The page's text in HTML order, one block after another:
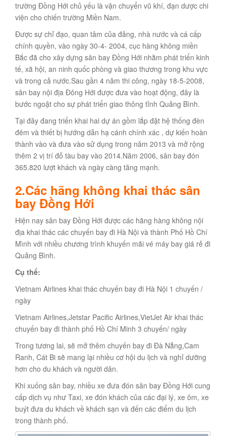
trường Đồng Hới chủ yếu là vận chuyển vũ khí, đạn dược chi
viện cho chiến trường Miền Nam.
Được sự chỉ đạo, quan tâm của đảng, nhà nước và cá cấp
chính quyền, vào ngày 30-4- 2004, cục hàng không miền
Bắc đã cho xây dựng sân bay Đồng Hới nhằm phát triển kinh
tế, xã hội, an ninh quốc phòng và giao thương trong khu vực
và trong cả nước.Sau gần 4 năm thi công, ngày 18-5-2008,
sân bay nội địa Đông Hới được đưa vào hoạt động, đây là
bước ngoặt cho sự phát triển giao thông tỉnh Quảng Bình.
Tại đây đang triển khai hai dự án gồm lắp đặt hệ thống đèn
đêm và thiết bị hướng dẫn hạ cánh chính xác , dự kiến hoàn
thành vào và đưa vào sử dụng trong năm 2013 và mở rộng
thêm 2 vị trí đỗ tàu bay vào 2014.Năm 2006, sân bay đón
365.820 lượt khách và ngày càng tăng mạnh.
2.Các hãng không khai thác sân
bay Đồng Hới
Hiện nay sân bay Đồng Hới được các hãng hàng không nội
địa khai thác các chuyến bay đi Hà Nội và thành Phố Hồ Chí
Mình với nhiều chương trình khuyến mãi vé máy bay giá rẻ đi
Quảng Bình.
Cụ thể:
Vietnam Airlines khai thác chuyến bay đi Hà Nội 1 chuyến /
ngày
Vietnam Airlines,Jetstar Pacific Airlines,VietJet Air khai thác
chuyến bay đi thành phố Hồ Chí Minh 3 chuyến/ ngày
Trong tương lai, sẽ mở thêm chuyến bay đi Đà Nẵng,Cam
Ranh, Cát Bi sẽ mang lại nhiều cơ hội du lịch và nghỉ dưỡng
hơn cho du khách và người dân.
Khi xuống sân bay, nhiều xe đưa đón sân bay Đồng Hới cung
cấp dịch vụ như Taxi, xe đón khách của các đại lý, xe ôm, xe
buýt đưa du khách về khách sạn và đến các điểm du lịch
trong thành phố.